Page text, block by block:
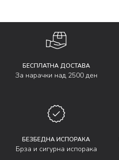
БЕСПЛАТНА ДОСТАВА
За нарачки над 2500 ден
БЕЗБЕДНА ИСПОРАКА
Брза и сигурна испорака